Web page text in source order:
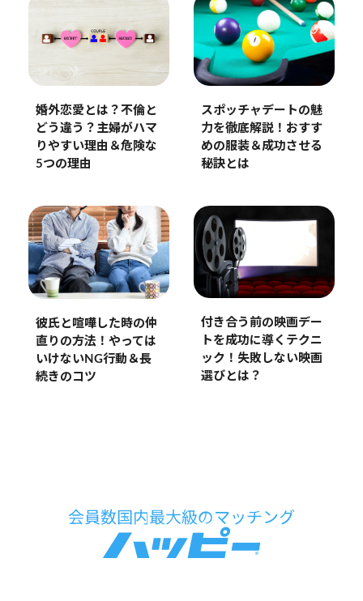
婚外恋愛とは？不倫と
どう違う？主婦がハマ
りやすい理由＆危険な
5つの理由
スポッチャデートの魅
力を徹底解説！おすす
めの服装＆成功させる
秘訣とは
彼氏と喧嘩した時の仲
直りの方法！やっては
いけないNG行動＆長
続きのコツ
付き合う前の映画デー
トを成功に導くテクニ
ック！失敗しない映画
選びとは？